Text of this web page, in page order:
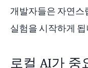
개발자들은 자연
실험을 시작하게 됩
로컬 AI가 중